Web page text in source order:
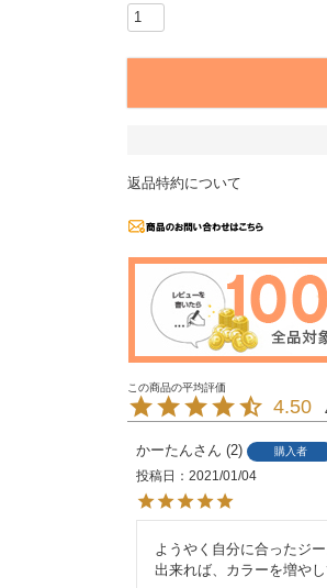
返品特約について
4.50
かーたん 2 購入者
投稿日
2021/01/04
ようやく自分に合ったジ
出来れば、カラーを増や